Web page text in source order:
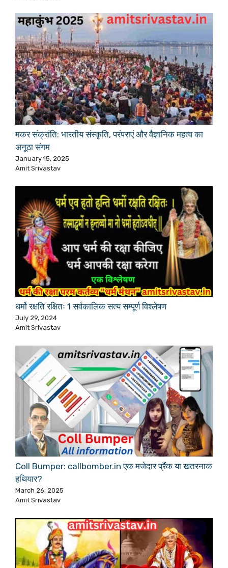
मकर संक्रांति: भारतीय संस्कृति, परंपराएं और वैज्ञानिक महत्व का
अनूठा संगम
January 15, 2025
Amit Srivastav
धर्मो रक्षति रक्षितः 1 सर्वकालिक सत्य सम्पूर्ण विश्लेषण
July 29, 2024
Amit Srivastav
Coll Bumper: callbomber.in एक मजेदार प्रैंक या खतरनाक
हथियार?
March 26, 2025
Amit Srivastav